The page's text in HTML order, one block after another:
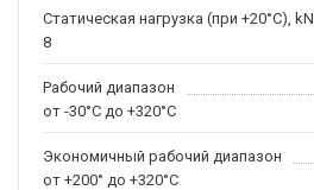
Статическая нагрузка (при +20°C), kN
8
Рабочий диапазон
от -30°C до +320°C
Экономичный рабочий диапазон
от +200° до +320°C